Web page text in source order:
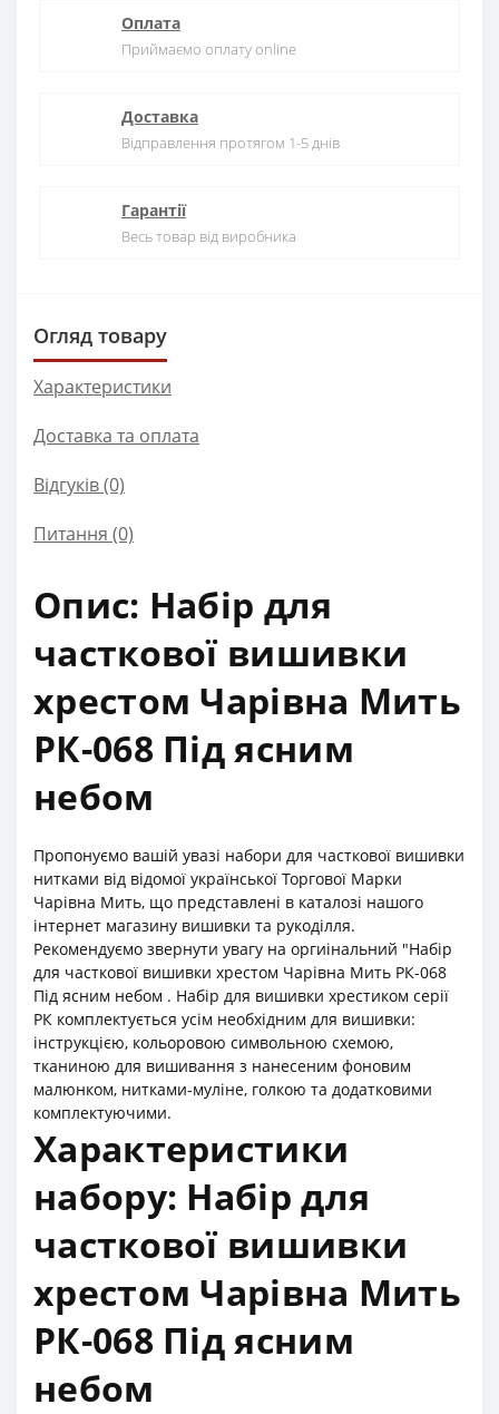
Оплата
Приймаємо оплату online
Доставка
Відправлення протягом 1-5 днів
Гарантії
Весь товар від виробника
Огляд товару
Характеристики
Доставка та оплата
Відгуків (0)
Питання (0)
Опис: Набір для
часткової вишивки
хрестом Чарівна Мить
РК-068 Під ясним
небом
Пропонуємо вашій увазі набори для часткової вишивки
нитками від відомої української Торгової Марки
Чарівна Мить, що представлені в каталозі нашого
інтернет магазину вишивки та рукоділля.
Рекомендуємо звернути увагу на оргиінальний "Набір
для часткової вишивки хрестом Чарівна Мить РК-068
Під ясним небом . Набір для вишивки хрестиком серії
РК комплектується усім необхідним для вишивки:
інструкцією, кольоровою символьною схемою,
тканиною для вишивання з нанесеним фоновим
малюнком, нитками-муліне, голкою та додатковими
комплектуючими.
Характеристики
набору: Набір для
часткової вишивки
хрестом Чарівна Мить
РК-068 Під ясним
небом